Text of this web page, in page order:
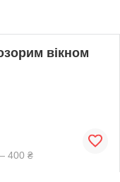
вікном
400 ₴